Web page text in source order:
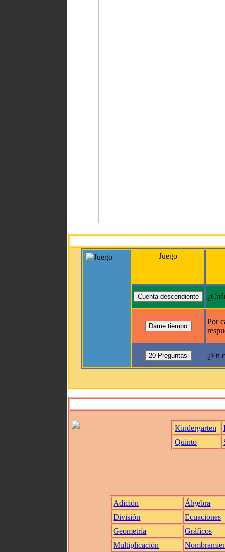
Juego
Por
¿En
Kindergarten
Quinto
Adición
Álgebra
División
Ecuaciones
Geometría
Gráficos
Multiplicación